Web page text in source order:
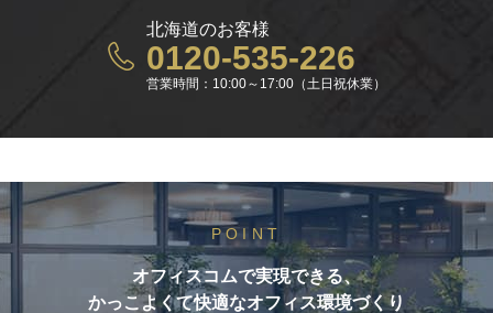
北海道のお客様
0120-535-226
営業時間：10:00～17:00（土日祝休業）
POINT
オフィスコムで実現できる、
かっこよくて快適なオフィス環境づくり